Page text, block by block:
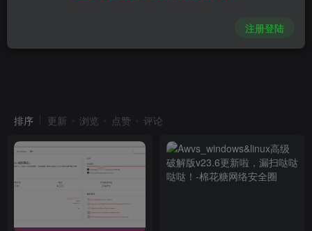
排序 更新 浏览 点赞 评论
注册登陆